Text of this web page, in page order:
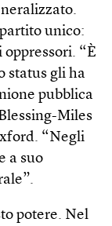
unico:
“È
status gli ha
pubblica
Miles
“Negli
a suo
potere. Nel